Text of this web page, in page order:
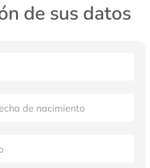
de sus datos